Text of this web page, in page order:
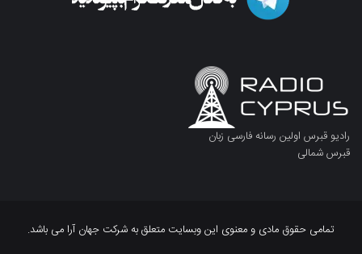
رادیو قبرس اولین رسانه فارسی زبان
قبرس شمالی
تمامی حقوق مادی و معنوی این وبسایت متعلق به شرکت جهان آرا می باشد.